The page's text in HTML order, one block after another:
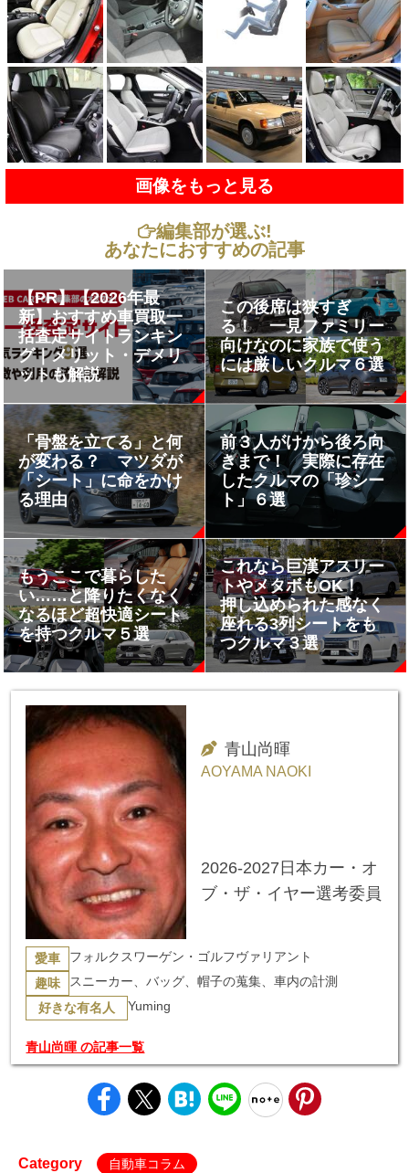
画像をもっと見る
編集部が選ぶ!
あなたにおすすめの記事
【PR】【2026年最
新】おすすめ車買取一
括査定サイトランキン
グ｜メリット・デメリ
ットも解説
この後席は狭すぎ
る！ 一見ファミリー
向けなのに家族で使う
には厳しいクルマ６選
「骨盤を立てる」と何
が変わる？ マツダが
「シート」に命をかけ
る理由
前３人がけから後ろ向
きまで！ 実際に存在
したクルマの「珍シー
ト」６選
もうここで暮らした
い……と降りたくなく
なるほど超快適シート
を持つクルマ５選
これなら巨漢アスリー
トやメタボもOK！
押し込められた感なく
座れる3列シートをも
つクルマ３選
青山尚暉
AOYAMA NAOKI
2026-2027日本カー・オ
ブ・ザ・イヤー選考委員
愛車 フォルクスワーゲン・ゴルフヴァリアント
趣味 スニーカー、バッグ、帽子の蒐集、車内の計測
好きな有名人 Yuming
青山尚暉 の記事一覧
Category 自動車コラム